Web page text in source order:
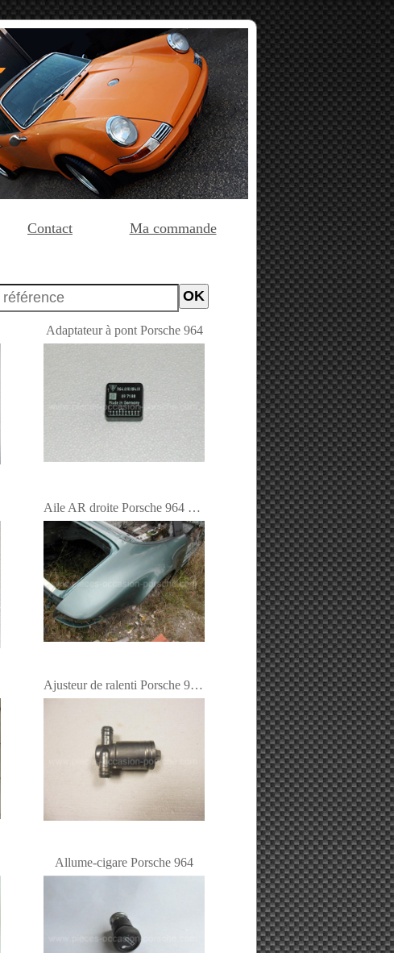
Contact Ma commande
Adaptateur à pont Porsche 964
Aile AR droite Porsche 964 Targa
Ajusteur de ralenti Porsche 944-2 et 964 -
Allume-cigare Porsche 964